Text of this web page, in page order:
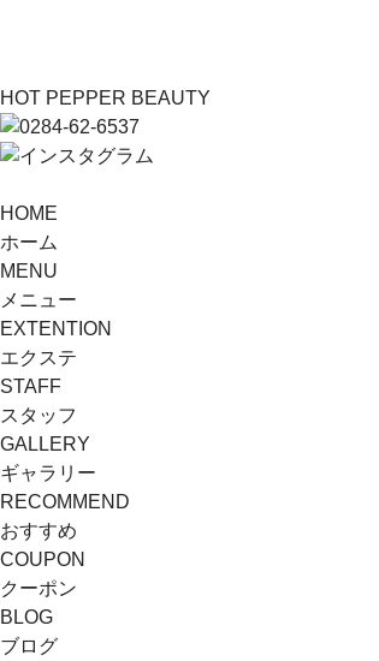
HOT PEPPER BEAUTY
HOME
ホーム
MENU
メニュー
EXTENTION
エクステ
STAFF
スタッフ
GALLERY
ギャラリー
RECOMMEND
おすすめ
COUPON
クーポン
BLOG
ブログ